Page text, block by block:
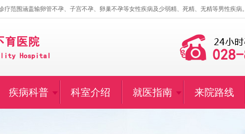
范围涵盖输卵管不孕、子宫不孕、卵巢不孕等女性疾病及少弱精、死精、无精等男性疾病。
疾病科普 科室介绍 就医指南 来院路线